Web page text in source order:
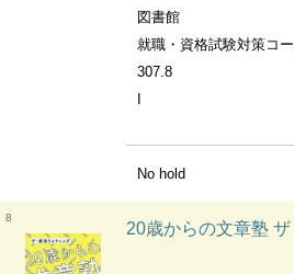
図書館
就職・資格試験対策コ
307.8
No hold
8
20歳からの文章塾 ザ・就